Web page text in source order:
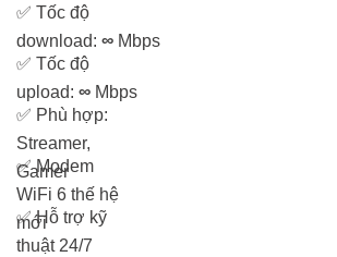
✅ Tốc độ
download: ∞ Mbps
✅ Tốc độ
upload: ∞ Mbps
✅ Phù hợp:
Streamer,
Gamer
✅Modem
WiFi 6 thế hệ
mới
✅Hỗ trợ kỹ
thuật 24/7